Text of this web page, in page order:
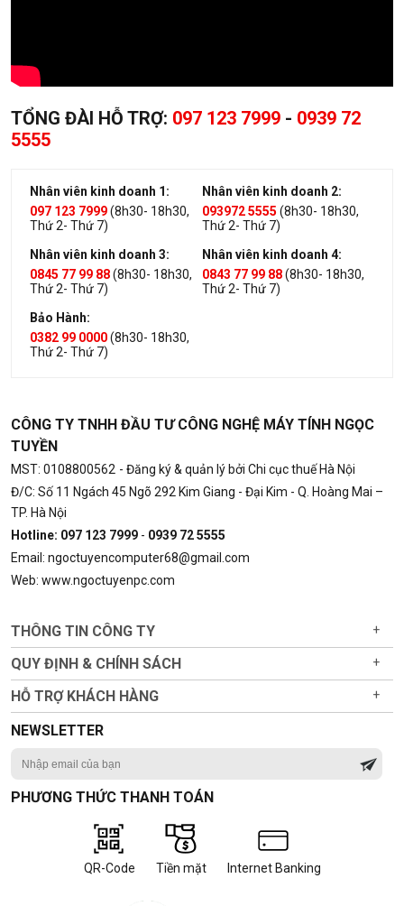
TỔNG ĐÀI HỖ TRỢ: 097 123 7999 - 0939 72
5555
Nhân viên kinh doanh 1:
097 123 7999(8h30- 18h30,
Thứ 2- Thứ 7)
Nhân viên kinh doanh 2:
093972 5555 (8h30- 18h30,
Thứ 2- Thứ 7)
Nhân viên kinh doanh 3:
0845 77 99 88(8h30- 18h30,
Thứ 2- Thứ 7)
Nhân viên kinh doanh 4:
0843 77 99 88(8h30- 18h30,
Thứ 2- Thứ 7)
Bảo Hành:
0382 99 0000(8h30- 18h30,
Thứ 2- Thứ 7)
CÔNG TY TNHH ĐẦU TƯ CÔNG NGHỆ MÁY TÍNH NGỌC
TUYỀN
MST: 0108800562 - Đăng ký & quản lý bởi Chi cục thuế Hà Nội
Đ/C: Số 11 Ngách 45 Ngõ 292 Kim Giang - Đại Kim - Q. Hoàng Mai –
TP. Hà Nội
Hotline: 097 123 7999 - 0939 72 5555
Email: ngoctuyencomputer68@gmail.com
Web: www.ngoctuyenpc.com
THÔNG TIN CÔNG TY +
QUY ĐỊNH & CHÍNH SÁCH +
HỖ TRỢ KHÁCH HÀNG +
NEWSLETTER
PHƯƠNG THỨC THANH TOÁN
QR-Code Tiền mặt Internet Banking